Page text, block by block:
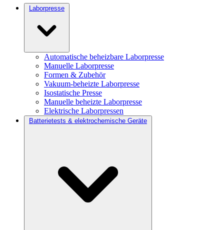
Laborpresse
Automatische beheizbare Laborpresse
Manuelle Laborpresse
Formen & Zubehör
Vakuum-beheizte Laborpresse
Isostatische Presse
Manuelle beheizte Laborpresse
Elektrische Laborpressen
Batterietests & elektrochemische Geräte